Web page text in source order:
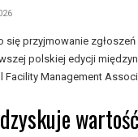
się przyjmowanie
polskiej edycji
Facility Management
wartość